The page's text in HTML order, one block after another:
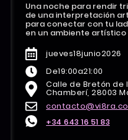
Una noche para rendir
de una interpretación
para conectar con tu
en un ambiente artístico
jueves18junio2026
De19:00a21:00
Calle de Bretón de
Chamberí, 28003
+34 643 16 51 83